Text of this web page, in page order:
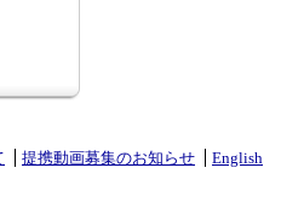
提携動画募集のお知らせ English